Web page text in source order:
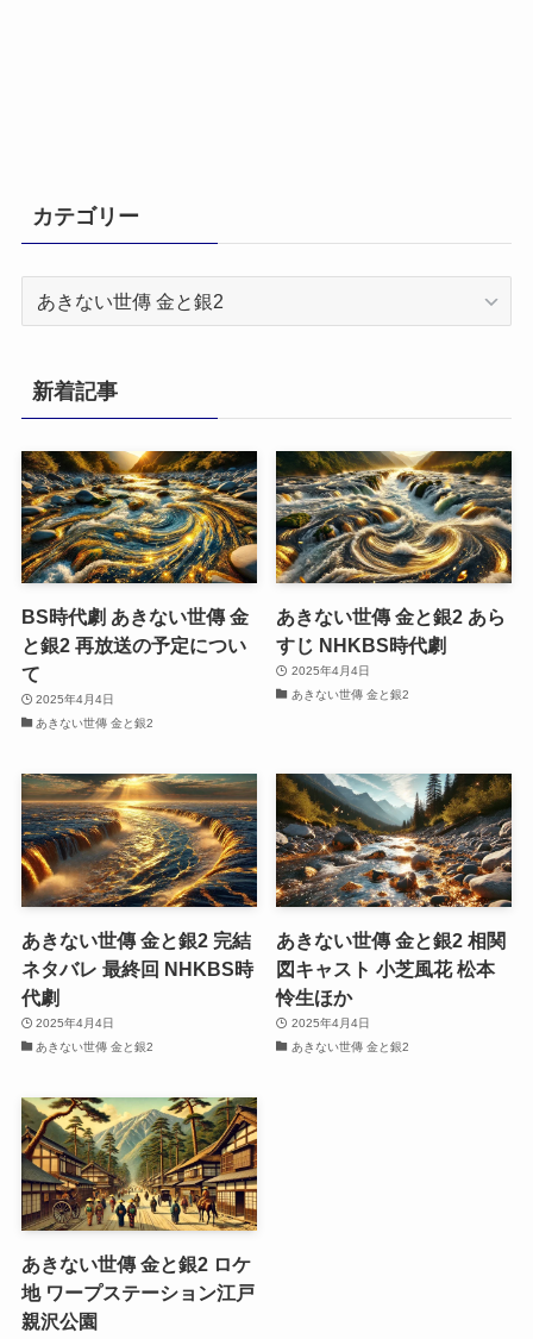
カテゴリー
リ
ー
新着記事
BS時代劇 あきない世傳 金
と銀2 再放送の予定につい
て
2025年4月4日
あきない世傳 金と銀2
あきない世傳 金と銀2 あら
すじ NHKBS時代劇
2025年4月4日
あきない世傳 金と銀2
あきない世傳 金と銀2 完結
ネタバレ 最終回 NHKBS時
代劇
2025年4月4日
あきない世傳 金と銀2
あきない世傳 金と銀2 相関
図キャスト 小芝風花 松本
怜生ほか
2025年4月4日
あきない世傳 金と銀2
あきない世傳 金と銀2 ロケ
地 ワープステーション江戸
親沢公園